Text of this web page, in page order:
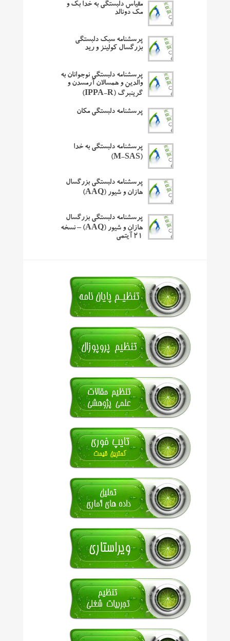
مقیاس دلبستگی به خدا بک و
مک دونالد
پرسشنامه سبک دلبستگی
بزرگسال کولینز و رید
پرسشنامه دلبستگی نوجوانان به
والدین و همسالان آرمسدن و
گرینبرگ (IPPA-R)
پرسشنامه دلبستگی مکان
پرسشنامه دلبستگی به خدا
(M-SAS)
پرسشنامه دلبستگی بزرگسال
هازان و شیور (AAQ)
پرسشنامه دلبستگی بزرگسال
هازان و شیور (AAQ) – نسخه
۲۱ آیتمی